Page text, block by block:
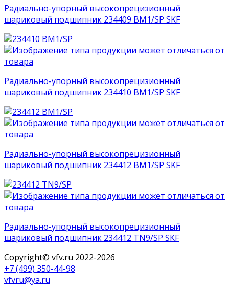
Радиально-упорный высокопрецизионный
шариковый подшипник 234409 BM1/SP SKF
Радиально-упорный высокопрецизионный
шариковый подшипник 234410 BM1/SP SKF
Радиально-упорный высокопрецизионный
шариковый подшипник 234412 BM1/SP SKF
Радиально-упорный высокопрецизионный
шариковый подшипник 234412 TN9/SP SKF
Copyright© vfv.ru 2022-2026
+7 (499) 350-44-98
vfvru@ya.ru